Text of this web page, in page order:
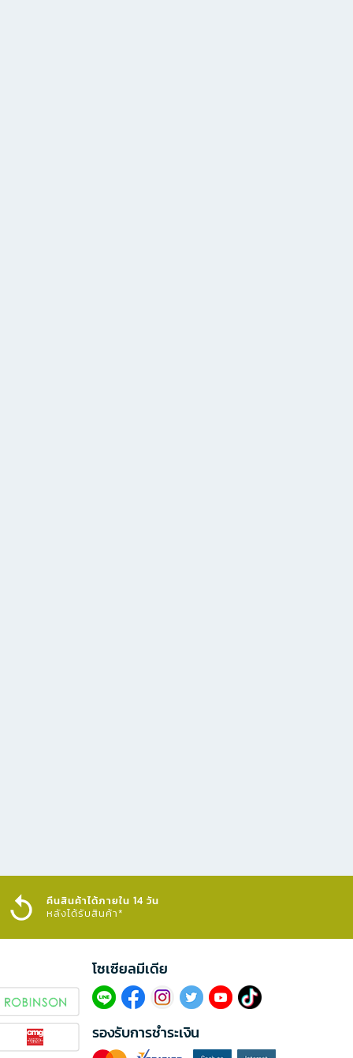
คืนสินค้าได้ภายใน 14 วัน
หลังได้รับสินค้า*
โซเซียลมีเดีย​
รองรับการชำระเงิน